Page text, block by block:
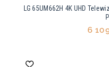
LG 65UM662H 4K UHD
6